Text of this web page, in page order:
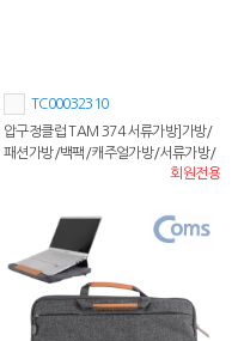
TC00032310
압구정클럽 TAM 374 서류가방]가방/
패션가방/백팩/캐주얼가방/서류가방/
회원전용